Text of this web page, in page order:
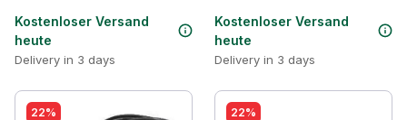
Kostenloser Versand
heute
Delivery in 3 days
Kostenloser Versand
heute
Delivery in 3 days
22% 22%